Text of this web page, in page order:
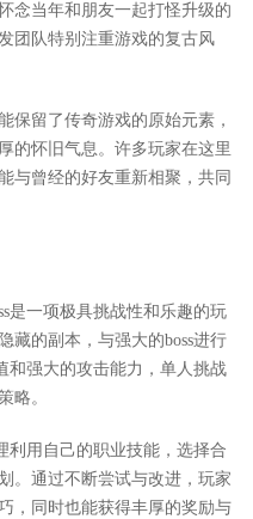
念当年和朋友一起打怪升级的
团队特别注重游戏的复古风
保留了传奇游戏的原始元素，
的怀旧气息。许多玩家在这里
与曾经的好友重新相聚，共同
是一项极具挑战性和乐趣的玩
藏的副本，与强大的boss进行
和强大的攻击能力，单人挑战
略。
利用自己的职业技能，选择合
。通过不断尝试与改进，玩家
，同时也能获得丰厚的奖励与